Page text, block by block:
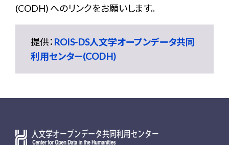
(CODH) へのリンクをお願いします。
提供： ROIS-DS人文学オープンデータ共同
利用センター(CODH)